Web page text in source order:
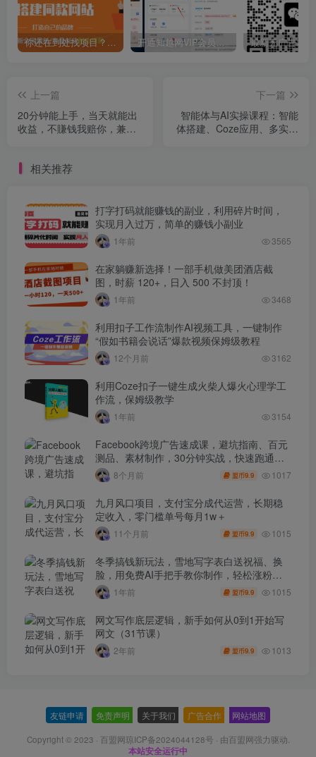
你还在到处找项目？还在当韭菜？我靠卖项目一个月收入5万+，曾经我也是个失败者。 开通知越网VIP会员，尊享全站资源免费下载，享70%的推广提成！！【限时五折优惠】
上一篇
20分钟能上手，当天就能出
收益，不賺钱我赔你，兼职
下一篇
智能体与AI实操课程：智能
体搭建、Coze应用、多实操
相关推荐
打字打码就能赚钱的副业，利用碎片时间，
实现月入过万，简单的赚钱小副业
1年前 3565
在家躺赚新选择！一部手机做美团酒店截
图，时薪 120+，日入 500 不封顶！
1年前 3468
利用扣子工作流制作AI视频工具，一键制作
“假如书籍会说话”爆款视频保姆级教程
12个月前 3162
利用Coze扣子一键生成火柴人爆火心理学工
作流，保姆级教学
1年前 3154
Facebook跨境广告速成课，避坑指南、百元
测品、素材制作，30分钟实战，快速跑通首
单出单8个月前 盟币9.9 1017
九月风口项目，支付宝分成代运营，长期稳
定收入，零门槛单号每月1w＋
11个月前 盟币9.9 1015
冬季搞钱新玩法，雪地写字表白送祝福、换
脸，用免费AI手把手教你制作，轻松涨粉
3.5w，接单到手软
1年前 盟币9.9 1015
网文写作底层逻辑，新手如何从0到1开始写
网文（31节课）
2年前 盟币9.9 1013
友链申请 免责声明 关于我们 广告合作 网站地图
Copyright © 2023 · 百盟网琼ICP备2024044128号 · 由百盟网强力驱动.
本站安全运行中